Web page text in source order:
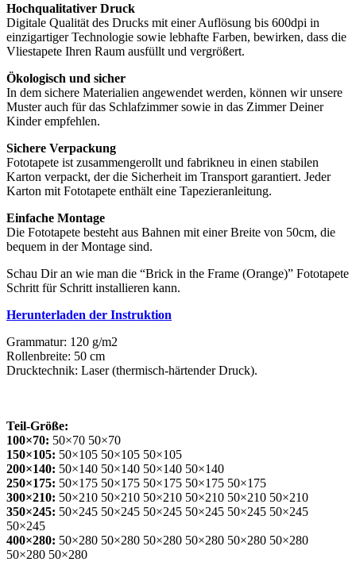
Hochqualitativer Druck
Digitale Qualität des Drucks mit einer Auflösung bis 600dpi in
einzigartiger Technologie sowie lebhafte Farben, bewirken, dass die
Vliestapete Ihren Raum ausfüllt und vergrößert.
Ökologisch und sicher
In dem sichere Materialien angewendet werden, können wir unsere
Muster auch für das Schlafzimmer sowie in das Zimmer Deiner
Kinder empfehlen.
Sichere Verpackung
Fototapete ist zusammengerollt und fabrikneu in einen stabilen
Karton verpackt, der die Sicherheit im Transport garantiert. Jeder
Karton mit Fototapete enthält eine Tapezieranleitung.
Einfache Montage
Die Fototapete besteht aus Bahnen mit einer Breite von 50cm, die
bequem in der Montage sind.
Schau Dir an wie man die “Brick in the Frame (Orange)” Fototapete
Schritt für Schritt installieren kann.
Herunterladen der Instruktion
Grammatur: 120 g/m2
Rollenbreite: 50 cm
Drucktechnik: Laser (thermisch-härtender Druck).
Teil-Größe:
100×70: 50×70 50×70
150×105: 50×105 50×105 50×105
200×140: 50×140 50×140 50×140 50×140
250×175: 50×175 50×175 50×175 50×175 50×175
300×210: 50×210 50×210 50×210 50×210 50×210 50×210
350×245: 50×245 50×245 50×245 50×245 50×245 50×245
50×245
400×280: 50×280 50×280 50×280 50×280 50×280 50×280
50×280 50×280